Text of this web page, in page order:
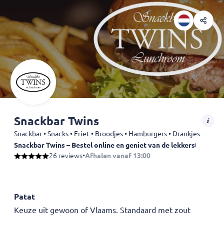
Snackbar Twins
Snackbar • Snacks • Friet • Broodjes • Hamburgers • Drankjes
Snackbar Twins – Bestel online en geniet van de lekkerste
Zin in knapperige patat of een heerlijke snack? Bij
26 reviews•Afhalen vanaf 13:00
Patat
Keuze uit gewoon of Vlaams. Standaard met zout